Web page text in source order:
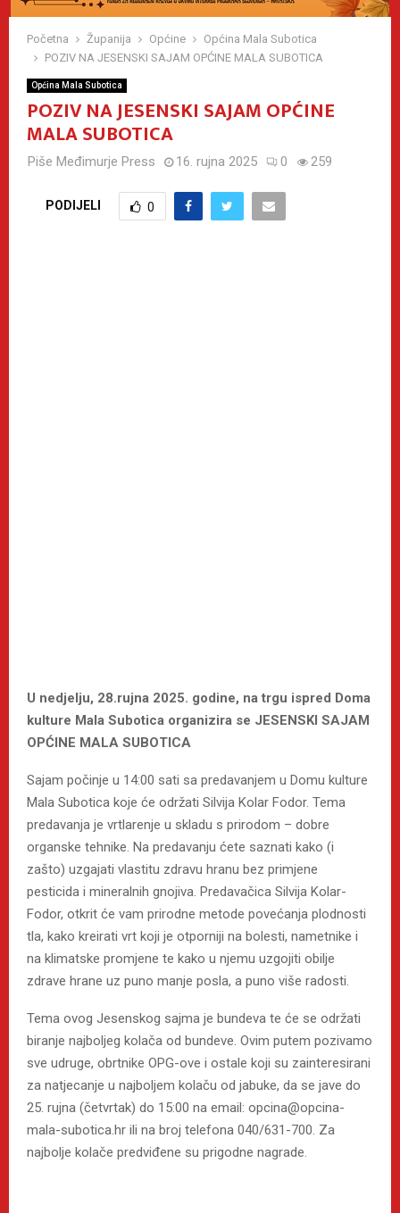
Početna Županija Općine
Općina Mala Subotica
POZIV NA JESENSKI SAJAM OPĆINE MALA SUBOTICA
Općina Mala Subotica
POZIV NA JESENSKI SAJAM OPĆINE
MALA SUBOTICA
Piše Međimurje Press 16. rujna 2025 0 259
PODIJELI 0
U nedjelju, 28.rujna 2025. godine, na trgu ispred Doma
kulture Mala Subotica organizira se JESENSKI SAJAM
OPĆINE MALA SUBOTICA
Sajam počinje u 14:00 sati sa predavanjem u Domu kulture
Mala Subotica koje će održati Silvija Kolar Fodor. Tema
predavanja je vrtlarenje u skladu s prirodom – dobre
organske tehnike. Na predavanju ćete saznati kako (i
zašto) uzgajati vlastitu zdravu hranu bez primjene
pesticida i mineralnih gnojiva. Predavačica Silvija Kolar-
Fodor, otkrit će vam prirodne metode povećanja plodnosti
tla, kako kreirati vrt koji je otporniji na bolesti, nametnike i
na klimatske promjene te kako u njemu uzgojiti obilje
zdrave hrane uz puno manje posla, a puno više radosti.
Tema ovog Jesenskog sajma je bundeva te će se održati
biranje najboljeg kolača od bundeve. Ovim putem pozivamo
sve udruge, obrtnike OPG-ove i ostale koji su zainteresirani
za natjecanje u najboljem kolaču od jabuke, da se jave do
25. rujna (četvrtak) do 15:00 na email: opcina@opcina-
mala-subotica.hr ili na broj telefona 040/631-700. Za
najbolje kolače predviđene su prigodne nagrade.